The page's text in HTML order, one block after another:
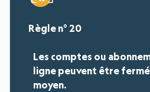
20
Les comptes ou
ligne peuvent être
moyen.